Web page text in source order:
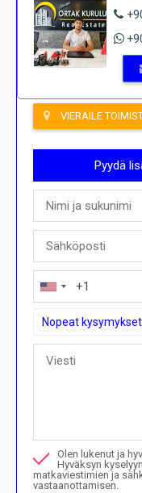
VIERAILE
Pyydä
Nopeat kysymykset
Nopeat kysymykset
Haluan varata
Tietoja
Olen lukenut ja
Hyväksyn
matkaviestimien ja
vastaanottamisen.